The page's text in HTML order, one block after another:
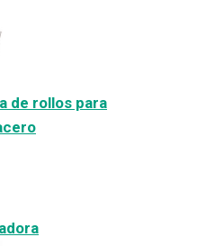
de rollos para